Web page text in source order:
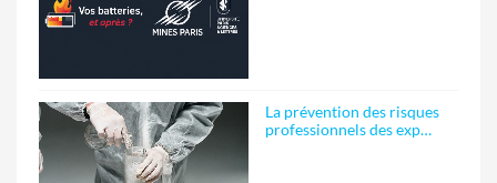
La prévention des risques
professionnels des exp…